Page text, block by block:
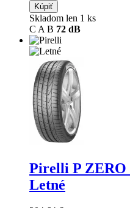
Kúpiť
Skladom len 1 ks
C A B 72 dB
Pirelli P ZERO
Letné